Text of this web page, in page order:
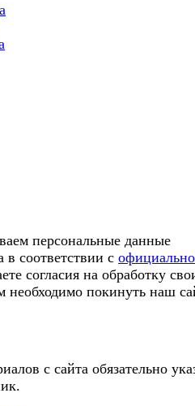
персональные данные
в соответствии с
согласия на обработку
необходимо покинуть наш
с сайта обязательно